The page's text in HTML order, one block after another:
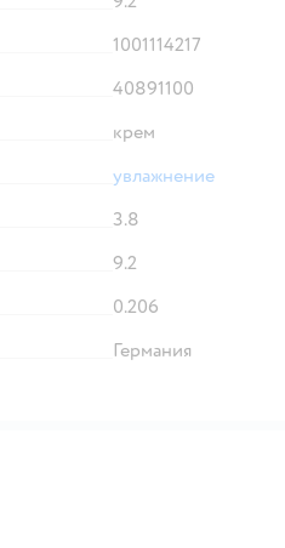
1001114217
40891100
крем
увлажнение
3.8
9.2
0.206
Германия